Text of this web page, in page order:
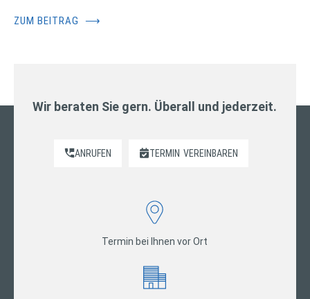
ZUM BEITRAG ⟶
Wir beraten Sie gern. Überall und jederzeit.
ANRUFEN TERMIN VEREINBAREN
Termin bei Ihnen vor Ort